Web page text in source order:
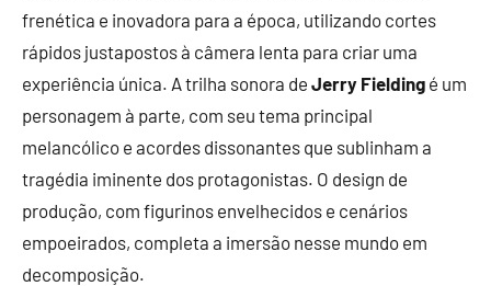
frenética e inovadora para a época, utilizando cortes
rápidos justapostos à câmera lenta para criar uma
experiência única. A trilha sonora de Jerry Fielding é um
personagem à parte, com seu tema principal
melancólico e acordes dissonantes que sublinham a
tragédia iminente dos protagonistas. O design de
produção, com figurinos envelhecidos e cenários
empoeirados, completa a imersão nesse mundo em
decomposição.